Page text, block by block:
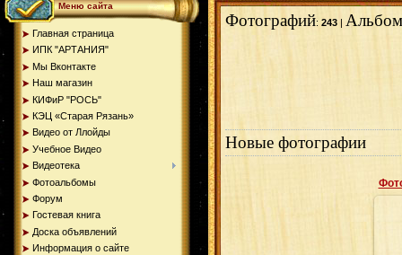
Меню сайта
Главная страница
ИПК "АРТАНИЯ"
Мы Вконтакте
Наш магазин
КИФиР "РОСЬ"
КЭЦ «Старая Рязань»
Видео от Ллойды
Учебное Видео
Видеотека
Фотоальбомы
Форум
Гостевая книга
Доска объявлений
Информация о сайте
Фотографий: 243 |
Новые фотографии